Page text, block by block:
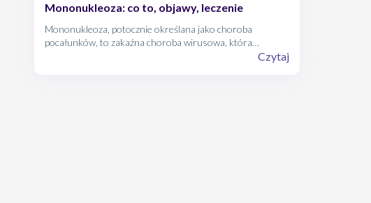
Mononukleoza: co to, objawy, leczenie
Mononukleoza, potocznie określana jako choroba
pocałunków, to zakaźna choroba wirusowa, która
najczęściej dotyka dzieci, młodzież i młodych dorosłych.Czytaj